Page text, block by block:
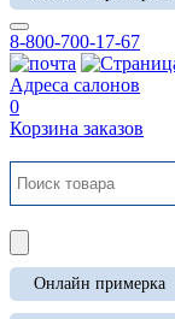
8-800-700-17-67
Адреса салонов
0
Корзина заказов
Онлайн примерка